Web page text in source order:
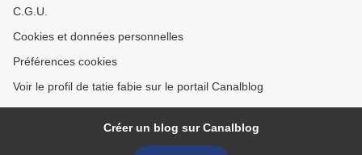
C.G.U.
Cookies et données personnelles
Préférences cookies
Voir le profil de tatie fabie sur le portail Canalblog
Créer un blog sur Canalblog